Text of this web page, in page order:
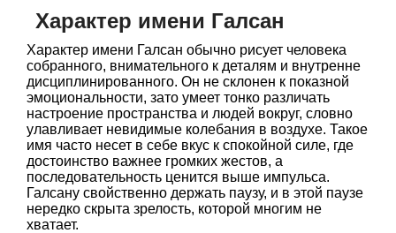
Характер имени Галсан
Характер имени Галсан обычно рисует человека
собранного, внимательного к деталям и внутренне
дисциплинированного. Он не склонен к показной
эмоциональности, зато умеет тонко различать
настроение пространства и людей вокруг, словно
улавливает невидимые колебания в воздухе. Такое
имя часто несет в себе вкус к спокойной силе, где
достоинство важнее громких жестов, а
последовательность ценится выше импульса.
Галсану свойственно держать паузу, и в этой паузе
нередко скрыта зрелость, которой многим не
хватает.